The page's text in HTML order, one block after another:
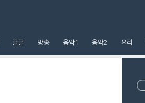
글글 방송 음악1 음악2 요리